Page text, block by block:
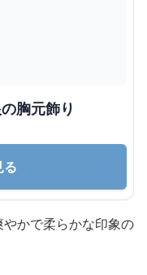
胸元飾り
る
かで柔らかな印象の